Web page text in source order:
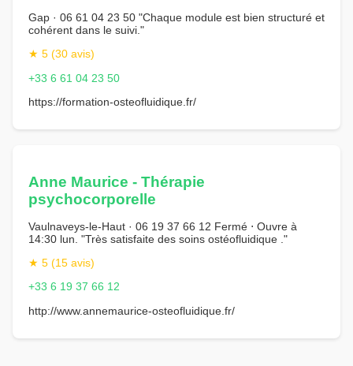
Gap · 06 61 04 23 50 "Chaque module est bien structuré et
cohérent dans le suivi."
★ 5 (30 avis)
+33 6 61 04 23 50
https://formation-osteofluidique.fr/
Anne Maurice - Thérapie
psychocorporelle
Vaulnaveys-le-Haut · 06 19 37 66 12 Fermé ⋅ Ouvre à
14:30 lun. "Très satisfaite des soins ostéofluidique ."
★ 5 (15 avis)
+33 6 19 37 66 12
http://www.annemaurice-osteofluidique.fr/